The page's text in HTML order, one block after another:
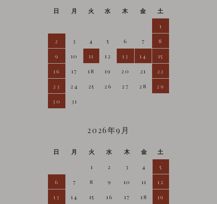
日 月 火 水 木 金
土
1
2
3 4 5 6 7
8
9
10 11 12 13 14
15
16
17 18 19 20 21
22
23
24 25 26 27 28
29
30
31
2026年9月
日 月 火 水 木 金
土
1
2 3 4
5
6
7 8 9 10 11
12
13
14 15 16 17 18
19